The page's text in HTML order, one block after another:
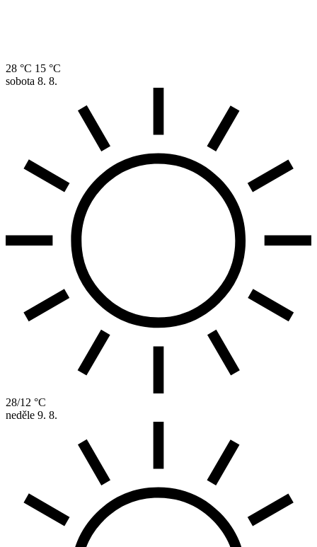
28 °C 15 °C
sobota 8. 8.
28/12 °C
neděle 9. 8.